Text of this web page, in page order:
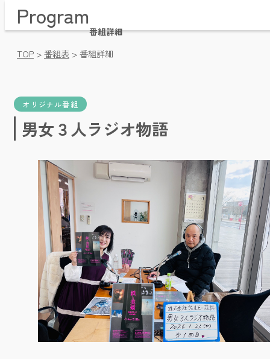
Home / トップページ
Time Table / 番組表
Message / メッセージ・リクエスト
Facebook / フェイスブック
Program
番組詳細
TOP >番組表 >番組詳細
オリジナル番組
男女３人ラジオ物語